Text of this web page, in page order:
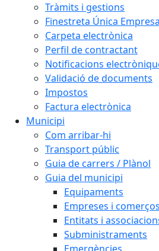
Tràmits i gestions
Finestreta Única
Carpeta electrònica
Perfil de contractant
Notificacions
Validació de documents
Impostos
Factura electrònica
Municipi
Com arribar-hi
Transport públic
Guia de carrers / Plànol
Guia del municipi
Equipaments
Empreses i comerços
Entitats i
Subministraments